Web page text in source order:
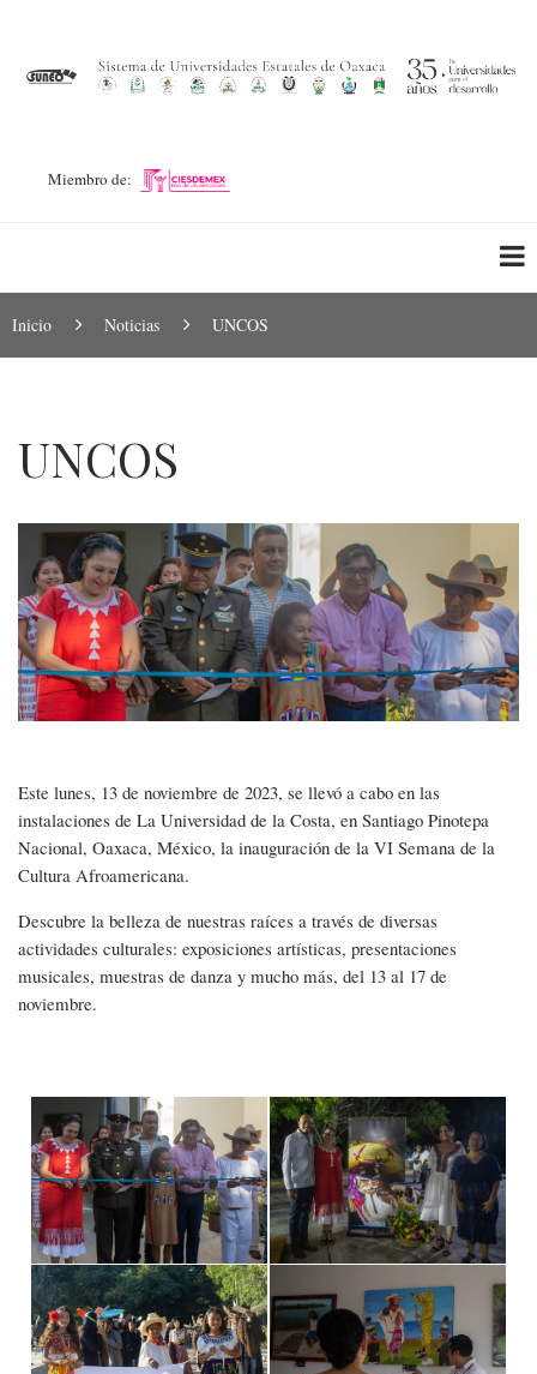
contenido
Miembro de:
Ruta
Inicio Noticias UNCOS
UNCOS
UNCOS
Este lunes, 13 de noviembre de 2023, se llevó a cabo en las
instalaciones de La Universidad de la Costa, en Santiago Pinotepa
Nacional, Oaxaca, México, la inauguración de la VI Semana de la
Cultura Afroamericana.
Descubre la belleza de nuestras raíces a través de diversas
actividades culturales: exposiciones artísticas, presentaciones
musicales, muestras de danza y mucho más, del 13 al 17 de
noviembre.